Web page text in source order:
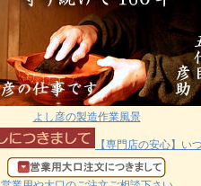
よし彦の製造作業風景
【専門店の安心】い